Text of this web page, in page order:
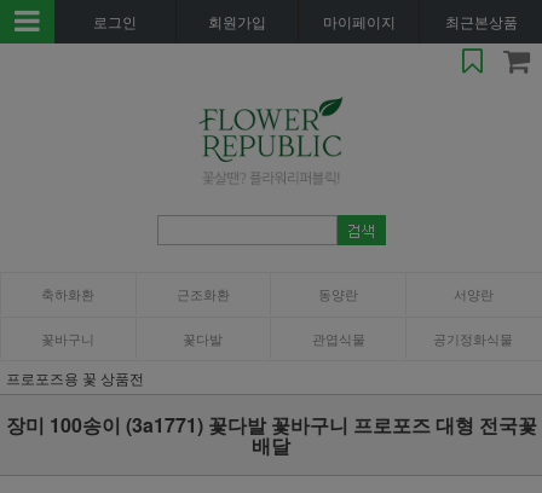
로그인 회원가입 마이페이지 최근본상품
축하화환 근조화환 동양란 서양란
꽃바구니 꽃다발 관엽식물 공기정화식물
프로포즈용 꽃 상품전
장미 100송이 (3a1771) 꽃다발 꽃바구니 프로포즈 대형 전국꽃
배달